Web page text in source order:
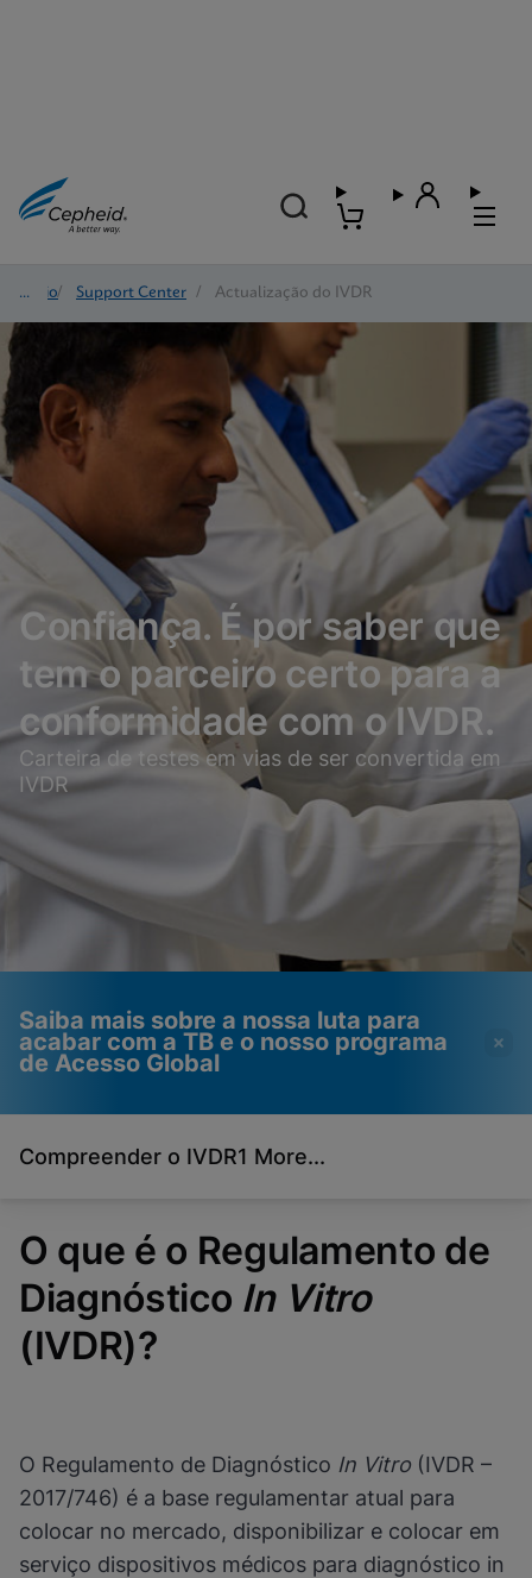
Início/ Support Center / Actualização do IVDR
Confiança. É por saber que
tem o parceiro certo para a
conformidade com o IVDR.
Carteira de testes em vias de ser convertida em
IVDR
Saiba mais sobre a nossa luta para
acabar com a TB e o nosso programa
de Acesso Global
Os vídeos requerem que
Por favor, note:Ativar cookies
funcionais atualizará essas
configurações para todos os cookies
Visualizar & atualizar suas configurações de
cookies
Visualizar política de privacidade
Cookies funcionais
cookies
Visualizar política de privacidade
Compreender o IVDR1 More...
O que é o Regulamento de
Diagnóstico In Vitro
(IVDR)?
O Regulamento de Diagnóstico In Vitro (IVDR –
2017/746) é a base regulamentar atual para
colocar no mercado, disponibilizar e colocar em
serviço dispositivos médicos para diagnóstico in